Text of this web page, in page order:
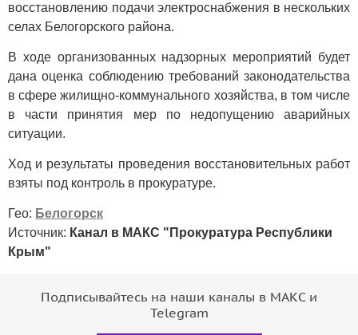
восстановлению подачи электроснабжения в нескольких
селах Белогорского района.
В ходе организованных надзорных мероприятий будет
дана оценка соблюдению требований законодательства
в сфере жилищно-коммунального хозяйства, в том числе
в части принятия мер по недопущению аварийных
ситуации.
Ход и результаты проведения восстановительных работ
взяты под контроль в прокуратуре.
Гео: Белогорск
Источник: Канал в МАКС "Прокуратура Республики
Крым"
Подписывайтесь на наши каналы в МАКС и
Telegram